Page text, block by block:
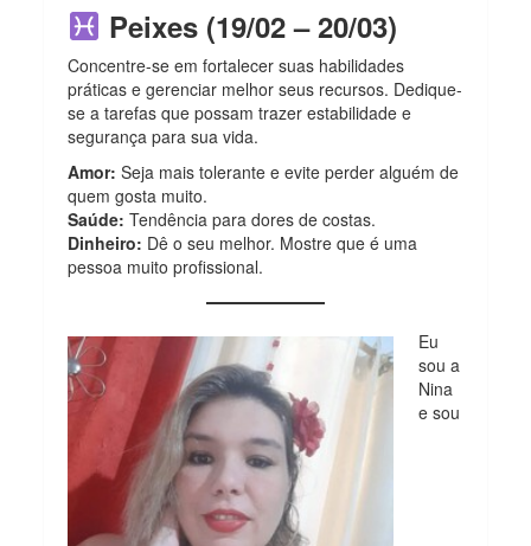
Peixes (19/02 – 20/03)
Concentre-se em fortalecer suas habilidades
práticas e gerenciar melhor seus recursos. Dedique-
se a tarefas que possam trazer estabilidade e
segurança para sua vida.
Amor: Seja mais tolerante e evite perder alguém de
quem gosta muito.
Saúde: Tendência para dores de costas.
Dinheiro: Dê o seu melhor. Mostre que é uma
pessoa muito profissional.
Eu
sou a
Nina
e sou